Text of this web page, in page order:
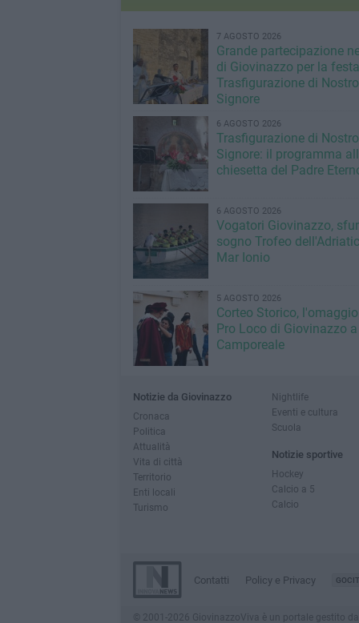
7 AGOSTO 2026
Grande partecipazione
di Giovinazzo per la
Trasfigurazione di Nostro
Signore
6 AGOSTO 2026
Trasfigurazione di Nostro
Signore: il programma
chiesetta del Padre
6 AGOSTO 2026
Vogatori Giovinazzo,
sogno Trofeo
Mar Ionio
5 AGOSTO 2026
Corteo Storico,
Pro Loco di Giovinazzo a
Camporeale
Notizie da Giovinazzo
Cronaca
Politica
Attualità
Vita di città
Territorio
Enti locali
Turismo
Nightlife
Eventi e cultura
Scuola
Notizie sportive
Hockey
Calcio a 5
Calcio
Contatti Policy e Privacy
© 2001-2026 GiovinazzoViva è un portale gestito